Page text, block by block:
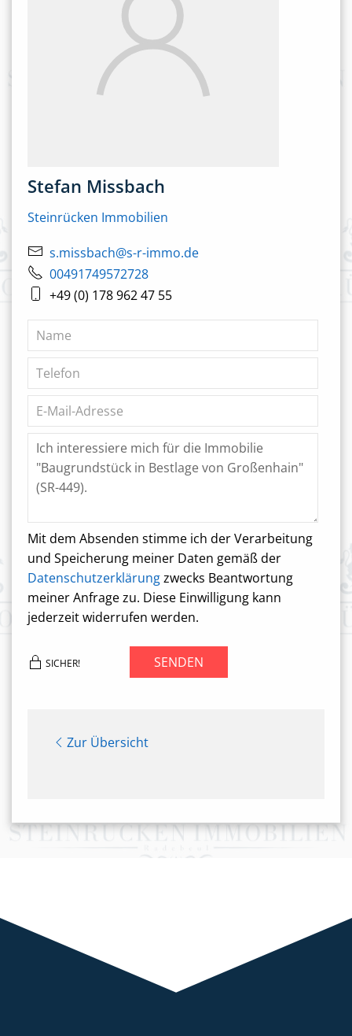
Stefan Missbach
Steinrücken Immobilien
s.missbach@s-r-immo.de
00491749572728
+49 (0) 178 962 47 55
Mit dem Absenden stimme ich der Verarbeitung
und Speicherung meiner Daten gemäß der
Datenschutzerklärungzwecks Beantwortung
meiner Anfrage zu. Diese Einwilligung kann
jederzeit widerrufen werden.
SICHER! SENDEN
Zur Übersicht